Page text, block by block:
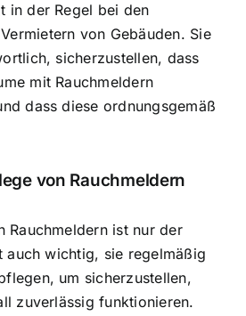
in der Regel bei den
von Gebäuden. Sie
sicherzustellen, dass
mit Rauchmeldern
dass diese ordnungsgemäß
von Rauchmeldern
Rauchmeldern ist nur der
auch wichtig, sie regelmäßig
um sicherzustellen,
zuverlässig funktionieren.